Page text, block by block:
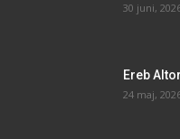
30 juni,
Ereb
24 maj,